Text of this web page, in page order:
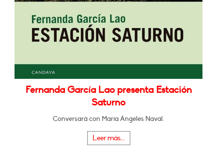
Fernanda García Lao presenta Estación
Saturno
Conversará con Maria Ángeles Naval.
Leer más...